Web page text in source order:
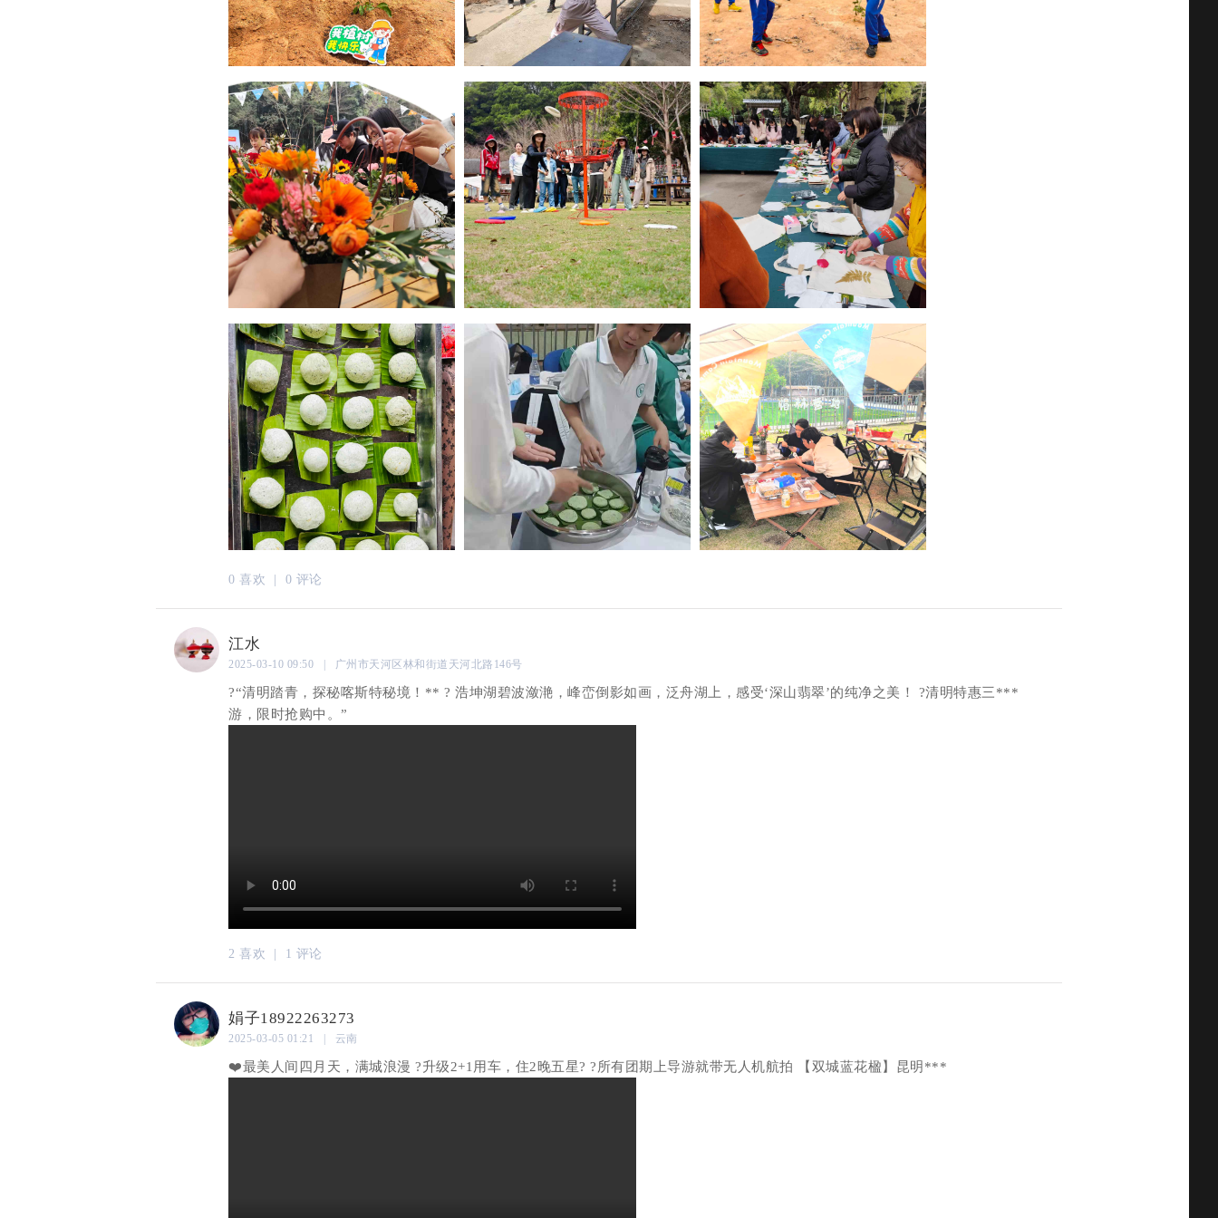
0 喜欢 | 0 评论
江水
2025-03-10 09:50 | 广州市天河区林和街道天河北路146号
?“清明踏青，探秘喀斯特秘境！** ? 浩坤湖碧波潋滟，峰峦倒影如画，泛舟湖上，感受‘深山翡翠’的纯净之美！ ?清明特惠三***
游，限时抢购中。”
2 喜欢 | 1 评论
娟子18922263273
2025-03-05 01:21 | 云南
❤️最‮人美‬间‮月四‬天，满‮浪城‬漫 ?升级2+1用车，住2晚五星? ?所‮团有‬期上‮游导‬就带无‮机人‬航拍 【双‮蓝城‬花楹】昆明***